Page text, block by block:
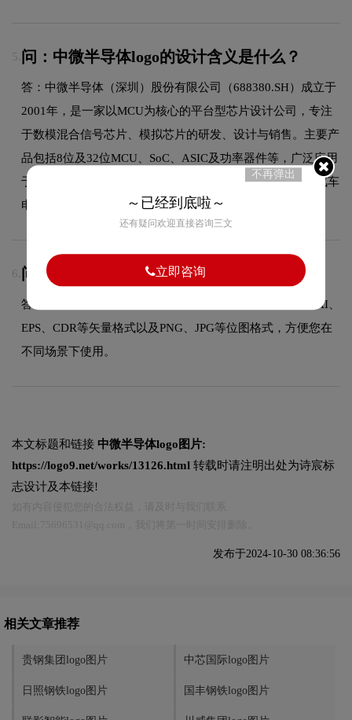
5. 问：中微半导体logo的设计含义是什么？
答：中微半导体（深圳）股份有限公司（688380.SH）成立于
2001年，是一家以MCU为核心的平台型芯片设计公司，专注
于数模混合信号芯片、模拟芯片的研发、设计与销售。主要产
品包括8位及32位MCU、SoC、ASIC及功率器件等，广泛应用
于家用电器、消费电子、工业控制（含无刷电机控制）和汽车
电子等领域。
6. 问：源文件全部交付吗？
答：是的，设计完成后我们提供多种格式的源文件，包括AI、
EPS、CDR等矢量格式以及PNG、JPG等位图格式，方便您在
不同场景下使用。
本文标题和链接 中微半导体logo图片:
https://logo9.net/works/13126.html 转载时请注明出处为诗宸标
志设计及本链接!
发布于2024-10-30 08:36:56
相关文章推荐
贵钢集团logo图片 中芯国际logo图片
日照钢铁logo图片 国丰钢铁logo图片
不再弹出
～已经到底啦～
还有疑问欢迎直接咨询三文
立即咨询